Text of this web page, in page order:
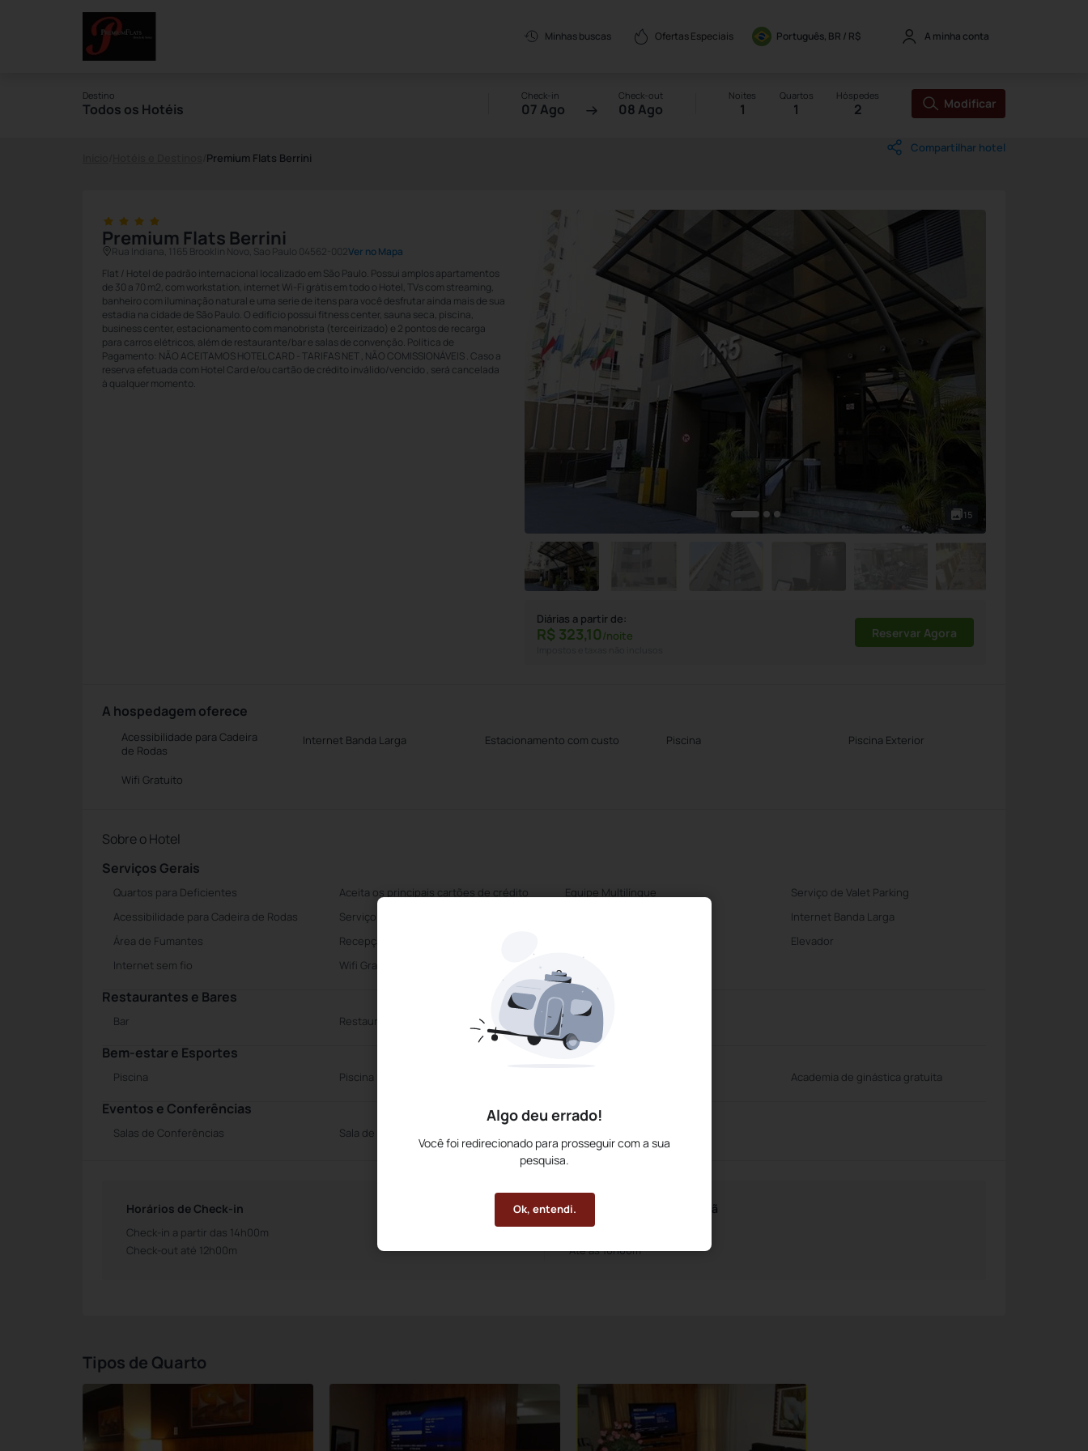
Minhas buscas Ofertas Especiais Português, BR / R$ A minha conta
Algo deu errado!
Você foi redirecionado para prosseguir com a sua
pesquisa.
Ok, entendi.
Destino
Todos os Hotéis
Check-in
07 Ago
Check-out
08 Ago
Noites
1
Quartos
1
Hóspedes
2 Modificar
Premium Flats Berrini
Compartilhar hotel
Premium Flats Berrini
Rua Indiana, 1165 Brooklin Novo, Sao Paulo 04562-002Ver no Mapa
Flat / Hotel de padrão internacional localizado em São Paulo. Possui amplos apartamentos
de 30 a 70 m2, com workstation, internet Wi-Fi grátis em todo o Hotel, TVs com streaming,
banheiro com iluminação natural e uma serie de itens para você desfrutar ainda mais de sua
estadia na cidade de São Paulo. O edifício possui fitness center, sauna seca, piscina,
business center, estacionamento com manobrista (terceirizado) e 2 pontos de recarga
para carros elétricos, além de restaurante/bar e salas de convenção. Política de
Pagamento: NÃO ACEITAMOS HOTEL CARD - TARIFAS NET , NÃO COMISSIONÁVEIS . Caso a
reserva efetuada com Hotel Card e/ou cartão de crédito inválido/vencido , será cancelada
à qualquer momento.
15
Diárias a partir de:
R$ 323,10/noite Reservar Agora
A hospedagem oferece
Acessibilidade para Cadeira
de Rodas
Internet Banda Larga Estacionamento com custo Piscina Piscina Exterior
Wifi Gratuito
Sobre o Hotel
Serviços Gerais
Quartos para Deficientes Aceita os principais cartões de crédito Equipe Multilíngue
Serviço de Valet Parking
Acessibilidade para Cadeira de Rodas
Serviço de limpeza diário
Internet Banda Larga
Área de Fumantes
Recepção 24 horas
Elevador
Internet sem fio
Wifi Gratuito
Restaurantes e Bares
Bar Restaurante
Bem-estar e Esportes
Piscina Piscina Exterior Academia de ginástica gratuita
Eventos e Conferências
Salas de Conferências Sala de Reuniões
Horários de Check-in
Check-in a partir das 14h00m
Check-out até 12h00m
Horários do Café da Manhã
Até às 10h00m
Tipos de Quarto